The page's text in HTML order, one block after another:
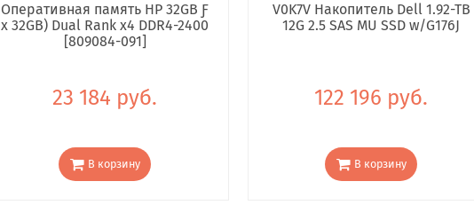
Оперативная память HP 32GB Ƒ
x 32GB) Dual Rank x4 DDR4-2400
[809084-091]
23 184 руб.
В корзину
V0K7V Накопитель Dell 1.92-TB
12G 2.5 SAS MU SSD w/G176J
122 196 руб.
В корзину